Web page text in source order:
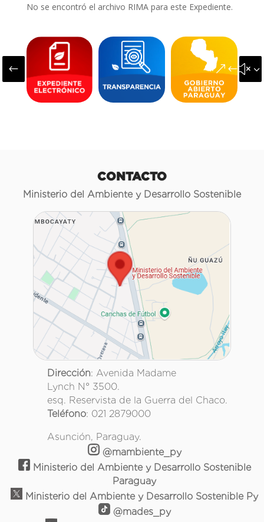
No se encontró el archivo RIMA para este Expediente.
#
CONTACTO
Ministerio del Ambiente y Desarrollo Sostenible
Dirección: Avenida Madame
Lynch N° 3500.
esq. Reservista de la Guerra del Chaco.
Teléfono: 021 2879000
Asunción, Paraguay.
@mambiente_py
Ministerio del Ambiente y Desarrollo Sostenible
Paraguay
Ministerio del Ambiente y Desarrollo Sostenible Py
@mades_py